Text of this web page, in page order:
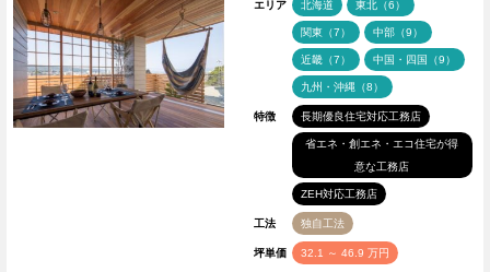
エリア 北海道 東北（6）
関東（7） 中部（9）
近畿（7） 中国・四国（9）
九州・沖縄（8）
特徴 長期優良住宅対応工務店
省エネ・創エネ・エコ住宅が得
意な工務店
ZEH対応工務店
工法 独自工法
坪単価 32.1 ～ 46.9 万円